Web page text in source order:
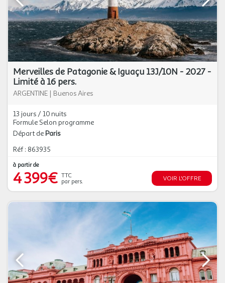
Merveilles de Patagonie & Iguaçu 13J/10N - 2027 -
Limité à 16 pers.
ARGENTINE | Buenos Aires
13 jours / 10 nuits
Formule Selon programme
Départ de Paris
Réf : 863935
à partir de
4 399€ TTC
par pers.
VOIR L'OFFRE